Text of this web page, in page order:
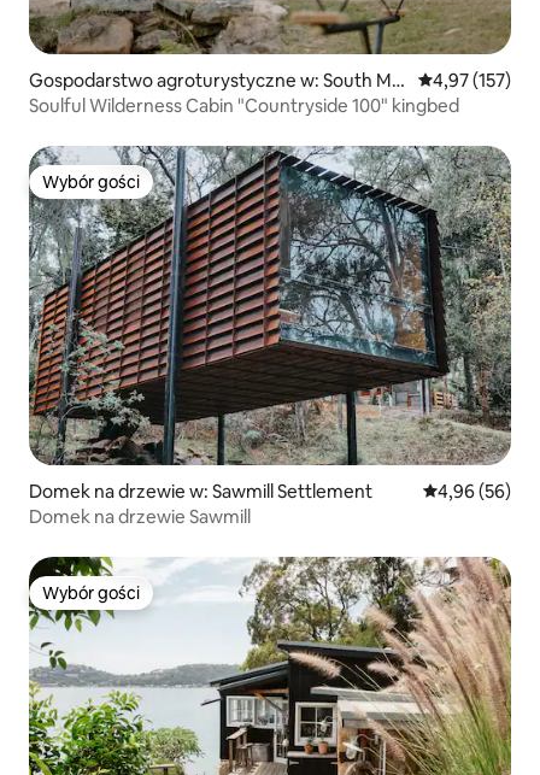
Gospodarstwo agroturystyczne w: South Mar
oota
Średnia
4,97 (157)
Soulful Wilderness Cabin "Countryside 100" kingbed
Wybór gości
Wybór gości
Domek na drzewie w: Sawmill Settlement Średnia
4,96 (56)
Domek na drzewie Sawmill
Wybór gości
Wybór gości